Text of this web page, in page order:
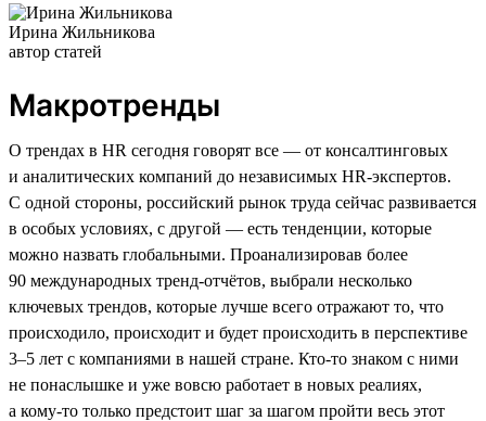
Ирина Жильникова
автор статей
Макротренды
О трендах в HR сегодня говорят все — от консалтинговых
и аналитических компаний до независимых HR-экспертов.
С одной стороны, российский рынок труда сейчас развивается
в особых условиях, с другой — есть тенденции, которые
можно назвать глобальными. Проанализировав более
90 международных тренд-отчётов, выбрали несколько
ключевых трендов, которые лучше всего отражают то, что
происходило, происходит и будет происходить в перспективе
3–5 лет с компаниями в нашей стране. Кто-то знаком с ними
не понаслышке и уже вовсю работает в новых реалиях,
а кому-то только предстоит шаг за шагом пройти весь этот